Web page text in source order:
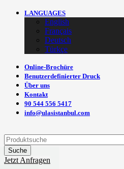
LANGUAGES
English
Français
Deutsch
Türkçe
Online-Brochüre
Benutzerdefinierter Druck
Über uns
Kontakt
90 544 556 5417
info@ulasistanbul.com
Suche
Jetzt Anfragen